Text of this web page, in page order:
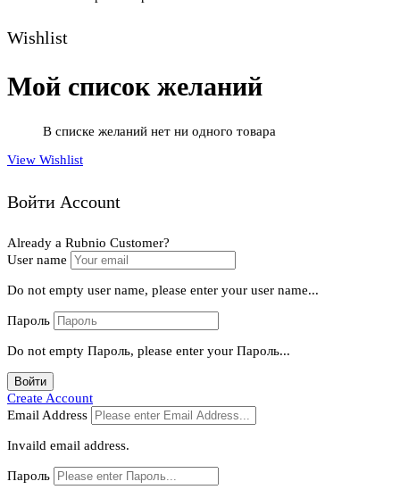
Wishlist
Мой список желаний
В списке желаний нет ни одного товара
View Wishlist
Войти Account
Already a Rubnio Customer?
User name
Do not empty user name, please enter your user name...
Пароль
Do not empty Пароль, please enter your Пароль...
Войти
Create Account
Email Address
Invaild email address.
Пароль